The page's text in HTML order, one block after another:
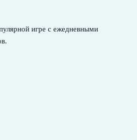
игре с ежедневными